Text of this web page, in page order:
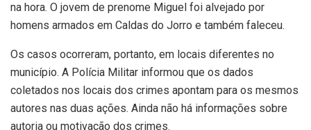
na hora. O jovem de prenome Miguel foi alvejado por
homens armados em Caldas do Jorro e também faleceu.
Os casos ocorreram, portanto, em locais diferentes no
município. A Polícia Militar informou que os dados
coletados nos locais dos crimes apontam para os mesmos
autores nas duas ações. Ainda não há informações sobre
autoria ou motivação dos crimes.